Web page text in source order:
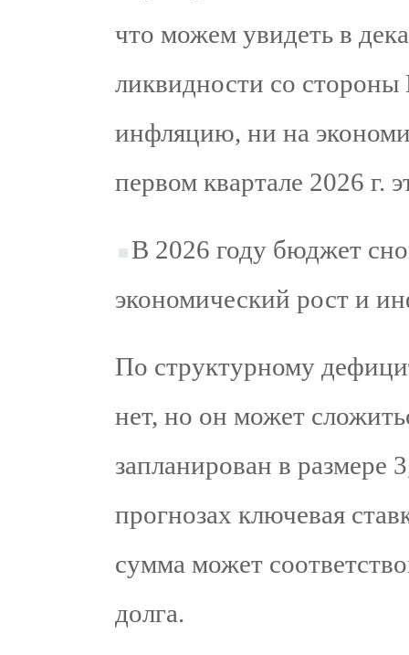
что можем увидеть в
ликвидности со
инфляцию, ни на
первом квартале 2026 г.
В 2026 году бюджет
экономический рост и
По структурному
нет, но он может
запланирован в размере
прогнозах ключевая
сумма может
долга.